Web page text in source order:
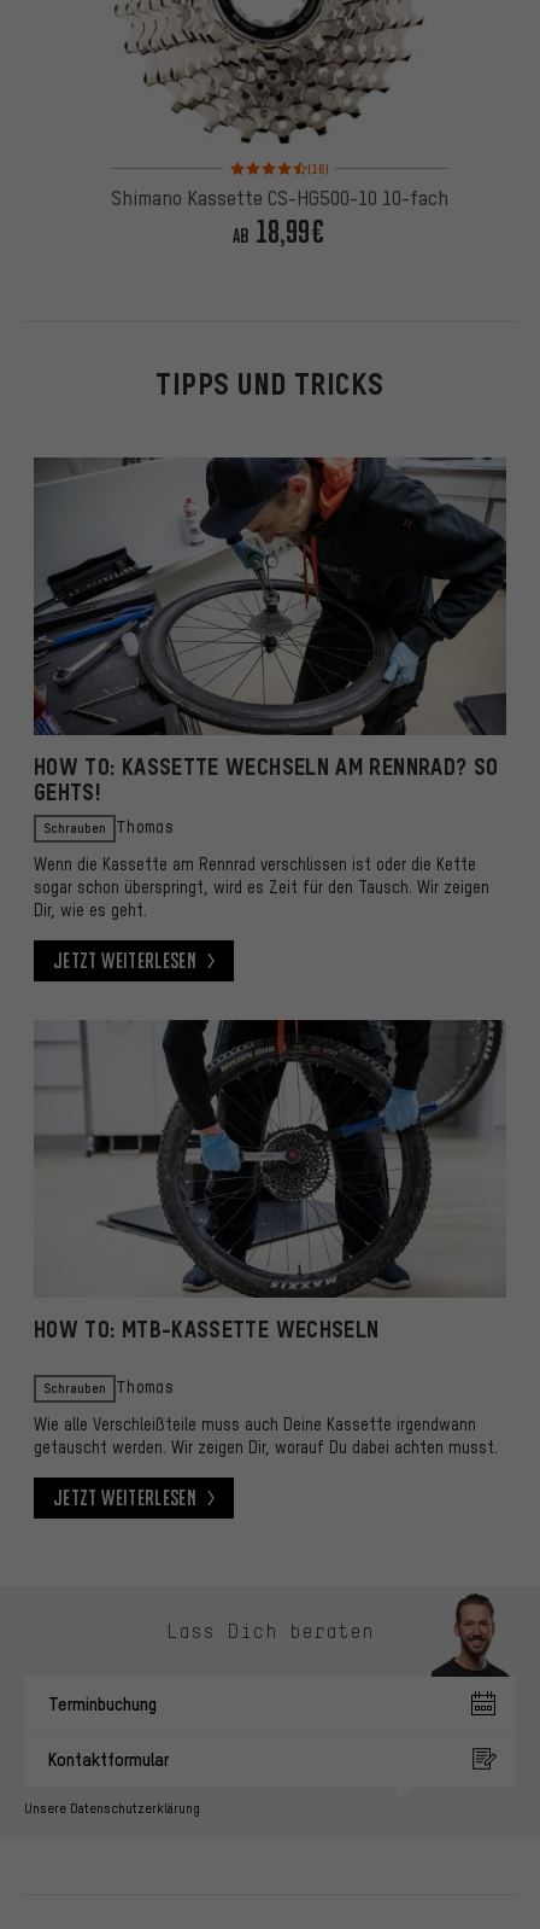
Bewertungen: 4,5 von 5 basierend auf 16
(16)
Shimano Kassette CS-HG500-10 10-fach
AB 18,99€
TIPPS UND TRICKS
HOW TO: KASSETTE WECHSELN AM RENNRAD? SO
GEHTS!
Schrauben Thomas
Wenn die Kassette am Rennrad verschlissen ist oder die Kette
sogar schon überspringt, wird es Zeit für den Tausch. Wir zeigen
Dir, wie es geht.
Jetzt weiterlesen
HOW TO: MTB-KASSETTE WECHSELN
Schrauben Thomas
Wie alle Verschleißteile muss auch Deine Kassette irgendwann
getauscht werden. Wir zeigen Dir, worauf Du dabei achten musst.
Jetzt weiterlesen
Lass Dich beraten
Terminbuchung
Kontaktformular
Unsere Datenschutzerklärung